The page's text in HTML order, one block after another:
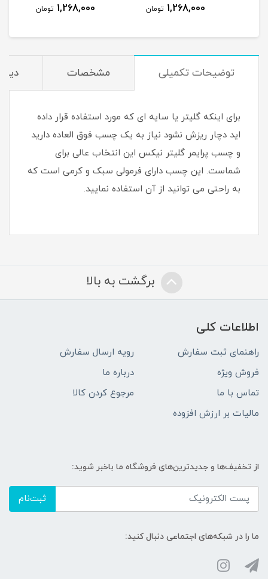
1,268,000 تومان 1,268,000 تومان
توضیحات تکمیلی مشخصات
برای اینکه گلیتر یا سایه ای که مورد استفاده قرار داده
اید دچار ریزش نشود نیاز به یک چسب فوق العاده دارید
و چسب پرایمر گلیتر نیکس این انتخاب عالی برای
شماست. این چسب دارای فرمولی سبک و کرمی است که
به راحتی می توانید از آن استفاده نمایید.
برگشت به بالا
اطلاعات کلی
راهنمای ثبت سفارش
رویه ارسال سفارش
فروش ویژه
درباره ما
تماس با ما
مرجوع کردن کالا
مالیات بر ارزش افزوده
از تخفیف‌ها و جدیدترین‌های فروشگاه ما باخبر شوید:
ثبت‌نام
ما را در شبکه‌های اجتماعی دنبال کنید: